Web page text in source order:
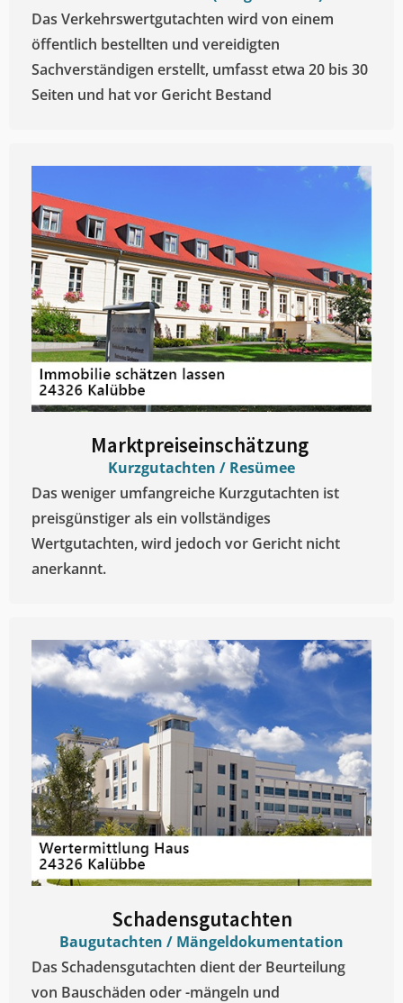
Das Verkehrswertgutachten wird von einem
öffentlich bestellten und vereidigten
Sachverständigen erstellt, umfasst etwa 20 bis 30
Seiten und hat vor Gericht Bestand
Marktpreiseinschätzung ​
Kurzgutachten / Resümee
Das weniger umfangreiche Kurzgutachten ist
preisgünstiger als ein vollständiges
Wertgutachten, wird jedoch vor Gericht nicht
anerkannt.
Schadensgutachten
Baugutachten / Mängeldokumentation
Das Schadensgutachten dient der Beurteilung
von Bauschäden oder -mängeln und